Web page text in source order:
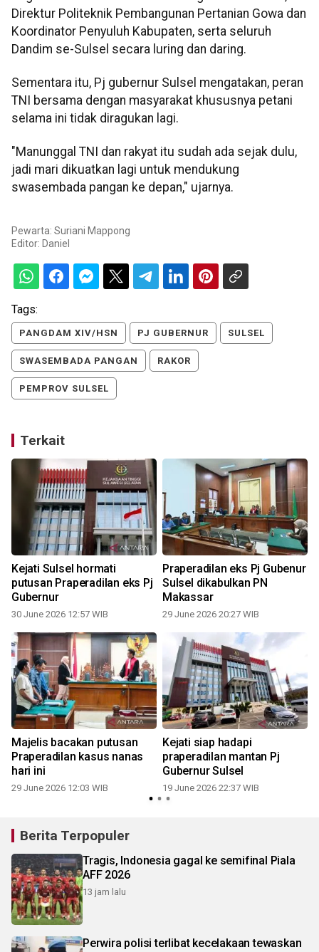
Direktur Politeknik Pembangunan Pertanian Gowa dan
Koordinator Penyuluh Kabupaten, serta seluruh
Dandim se-Sulsel secara luring dan daring.
Sementara itu, Pj gubernur Sulsel mengatakan, peran
TNI bersama dengan masyarakat khususnya petani
selama ini tidak diragukan lagi.
"Manunggal TNI dan rakyat itu sudah ada sejak dulu,
jadi mari dikuatkan lagi untuk mendukung
swasembada pangan ke depan," ujarnya.
Pewarta: Suriani Mappong
Editor: Daniel
Tags:
PANGDAM XIV/HSN PJ GUBERNUR SULSEL
SWASEMBADA PANGAN RAKOR
PEMPROV SULSEL
Terkait
Kejati Sulsel hormati
putusan Praperadilan eks Pj
Gubernur
30 June 2026 12:57 WIB
Praperadilan eks Pj Gubenur
Sulsel dikabulkan PN
Makassar
29 June 2026 20:27 WIB
Majelis bacakan putusan
Praperadilan kasus nanas
hari ini
29 June 2026 12:03 WIB
Kejati siap hadapi
praperadilan mantan Pj
Gubernur Sulsel
19 June 2026 22:37 WIB
Berita Terpopuler
Tragis, Indonesia gagal ke semifinal Piala
AFF 2026
13 jam lalu
Perwira polisi terlibat kecelakaan tewaskan